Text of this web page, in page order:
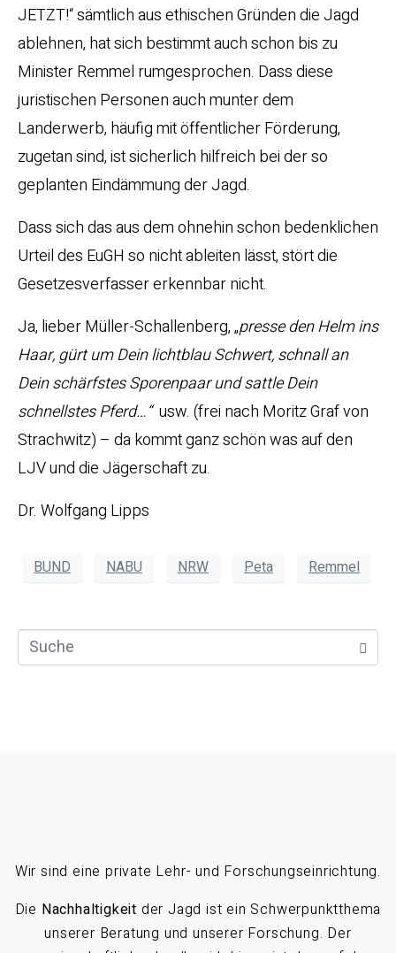
JETZT!“ sämtlich aus ethischen Gründen die Jagd
ablehnen, hat sich bestimmt auch schon bis zu
Minister Remmel rumgesprochen. Dass diese
juristischen Personen auch munter dem
Landerwerb, häufig mit öffentlicher Förderung,
zugetan sind, ist sicherlich hilfreich bei der so
geplanten Eindämmung der Jagd.
Dass sich das aus dem ohnehin schon bedenklichen
Urteil des EuGH so nicht ableiten lässt, stört die
Gesetzesverfasser erkennbar nicht.
Ja, lieber Müller-Schallenberg, „presse den Helm ins
Haar, gürt um Dein lichtblau Schwert, schnall an
Dein schärfstes Sporenpaar und sattle Dein
schnellstes Pferd…“usw. (frei nach Moritz Graf von
Strachwitz) – da kommt ganz schön was auf den
LJV und die Jägerschaft zu.
Dr. Wolfgang Lipps
BUND NABU NRW Peta Remmel
Wir sind eine private Lehr- und Forschungseinrichtung.
Die Nachhaltigkeit der Jagd ist ein Schwerpunktthema
unserer Beratung und unserer Forschung. Der